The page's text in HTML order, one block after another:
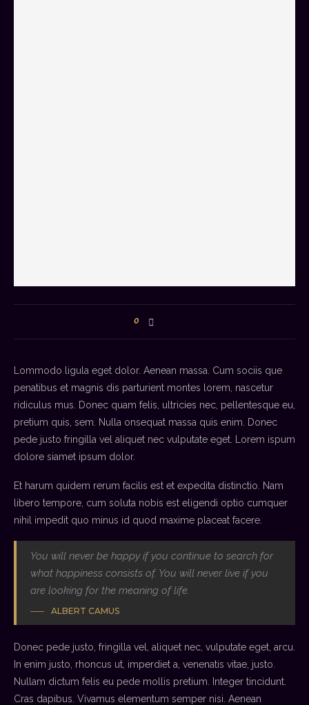
0
Lommodo ligula eget dolor. Aenean massa. Cum sociis que
penatibus et magnis dis parturient montes lorem, nascetur
ridiculus mus. Donec quam felis, ultricies nec, pellentesque eu,
pretium quis, sem. Nulla onsequat massa quis enim. Donec
pede justo fringilla vel aliquet nec vulputate eget. Lorem ispum
dolore siamet ipsum dolor.
Et harum quidem rerum facilis est et expedita distinctio. Nam
libero tempore, cum soluta nobis est eligendi optio cumquer
nihil impedit quo minus id quod maxime placeat facere.
You will never be happy if you continue to search for
what happiness consists of. You will never live if you
are looking for the meaning of life.
ALBERT CAMUS
Donec pede justo, fringilla vel, aliquet nec, vulputate eget, arcu.
In enim justo, rhoncus ut, imperdiet a, venenatis vitae, justo.
Nullam dictum felis eu pede mollis pretium. Integer tincidunt.
Cras dapibus. Vivamus elementum semper nisi. Aenean